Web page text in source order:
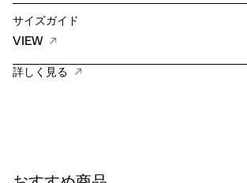
サイズガイド
VIEW
詳しく見る